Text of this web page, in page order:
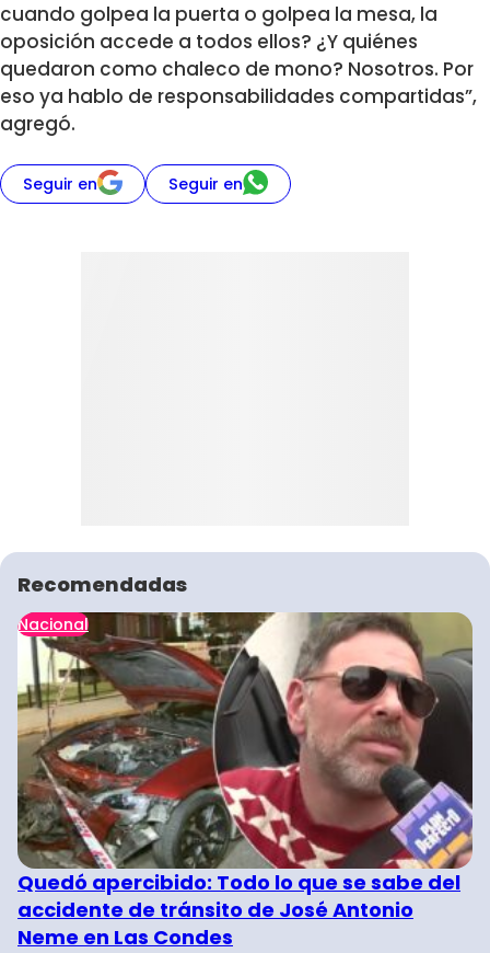
cuando golpea la puerta o golpea la mesa, la
oposición accede a todos ellos? ¿Y quiénes
quedaron como chaleco de mono? Nosotros. Por
eso ya hablo de responsabilidades compartidas”,
agregó.
Seguir en Seguir en
Recomendadas
Nacional
Quedó apercibido: Todo lo que se sabe del
accidente de tránsito de José Antonio
Neme en Las Condes